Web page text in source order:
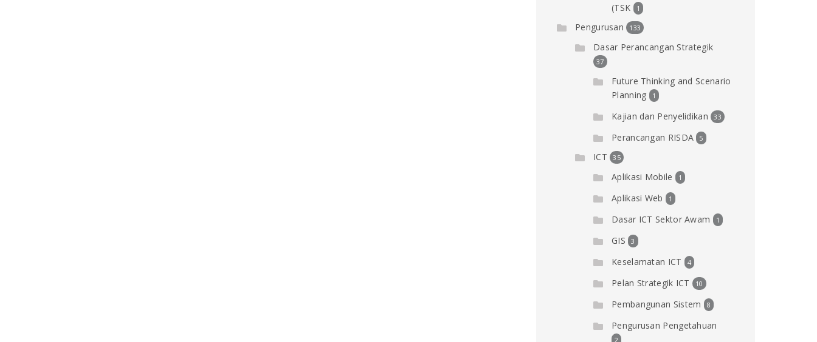
(TSK
1
Pengurusan 133
Dasar Perancangan Strategik
37
Future Thinking and Scenario
Planning
1
Kajian dan Penyelidikan 33
Perancangan RISDA 5
ICT 35
Aplikasi Mobile 1
Aplikasi Web 1
Dasar ICT Sektor Awam 1
GIS 3
Keselamatan ICT 4
Pelan Strategik ICT 10
Pembangunan Sistem 8
Pengurusan Pengetahuan
2